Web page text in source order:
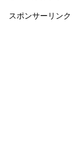
スポンサーリンク